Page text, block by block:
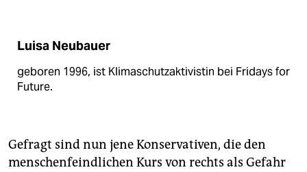
Luisa Neubauer
geboren 1996, ist Klimaschutzaktivistin bei Fridays for
Future.
Gefragt sind nun jene Konservativen, die den
menschenfeindlichen Kurs von rechts als Gefahr